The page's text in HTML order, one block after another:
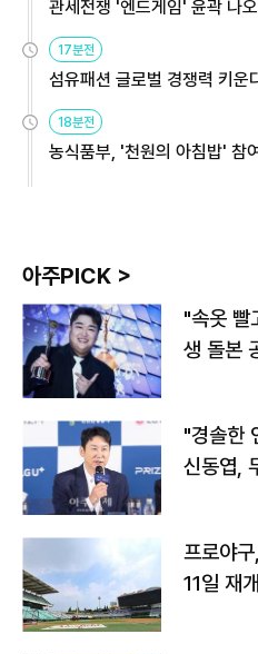
관세전쟁 '엔드게임' 윤곽 나
용해야
17분전
섬유패션 글로벌 경쟁력 키
원
18분전
농식품부, '천원의 아침밥' 참
아주PICK >
"속옷 빨
생 돌본
"경솔한
신동엽,
프로야
11일 재